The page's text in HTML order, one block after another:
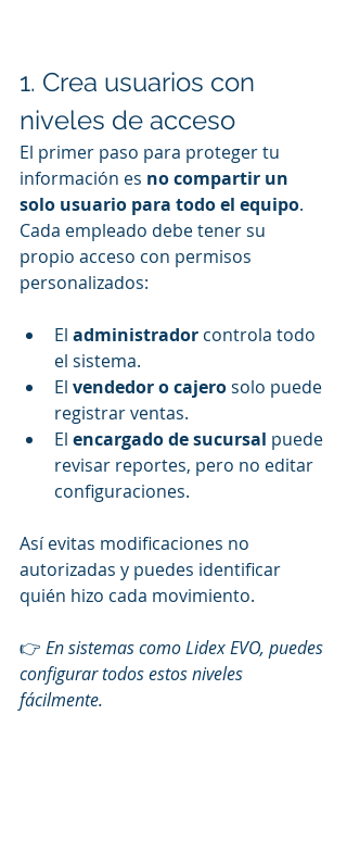
1. Crea usuarios con
niveles de acceso
El primer paso para proteger tu
información es no compartir un
solo usuario para todo el equipo.
Cada empleado debe tener su
propio acceso con permisos
personalizados:
El administrador controla todo
el sistema.
El vendedor o cajero solo puede
registrar ventas.
El encargado de sucursal puede
revisar reportes, pero no editar
configuraciones.
Así evitas modificaciones no
autorizadas y puedes identificar
quién hizo cada movimiento.
👉 En sistemas como Lidex EVO, puedes
configurar todos estos niveles
fácilmente.